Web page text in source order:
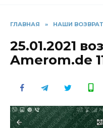
ГЛАВНАЯ » НАШИ
25.01.2021
Amerom.de